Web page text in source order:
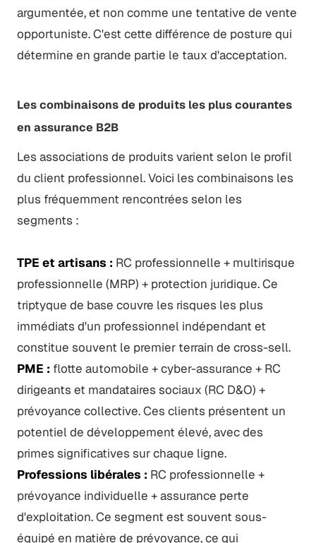
argumentée, et non comme une tentative de vente
opportuniste. C'est cette différence de posture qui
détermine en grande partie le taux d'acceptation.
Les combinaisons de produits les plus courantes
en assurance B2B
Les associations de produits varient selon le profil
du client professionnel. Voici les combinaisons les
plus fréquemment rencontrées selon les
segments :
TPE et artisans : RC professionnelle + multirisque
professionnelle (MRP) + protection juridique. Ce
triptyque de base couvre les risques les plus
immédiats d'un professionnel indépendant et
constitue souvent le premier terrain de cross-sell.
PME : flotte automobile + cyber-assurance + RC
dirigeants et mandataires sociaux (RC D&O) +
prévoyance collective. Ces clients présentent un
potentiel de développement élevé, avec des
primes significatives sur chaque ligne.
Professions libérales : RC professionnelle +
prévoyance individuelle + assurance perte
d'exploitation. Ce segment est souvent sous-
équipé en matière de prévoyance, ce qui